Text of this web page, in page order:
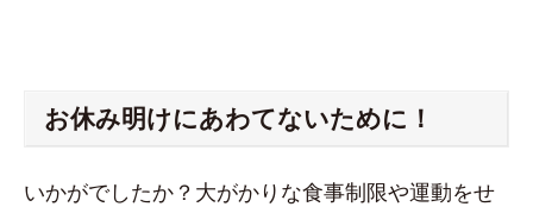
お休み明けにあわてないために！
いかがでしたか？大がかりな食事制限や運動をせ